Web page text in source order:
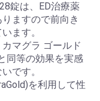
錠は、ED治療薬
ますので前向き
ます。
マグラ ゴールド
同等の効果を実感
です。
を利用して性